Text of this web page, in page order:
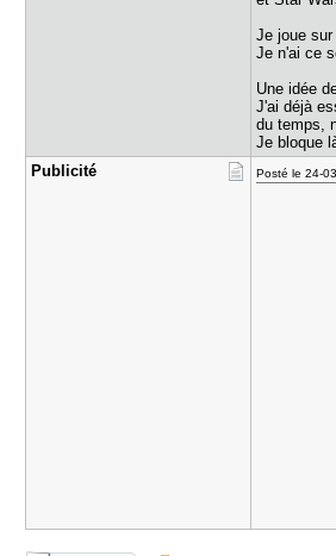
Je joue
Je n'ai ce
Une idée
J'ai déjà
du temps,
Je bloque
Publicité
Posté le 24-